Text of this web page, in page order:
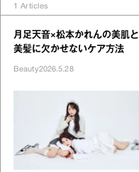
1 Articles
月足天音×松本かれんの美肌と
美髪に欠かせないケア方法
Beauty2026.5.28